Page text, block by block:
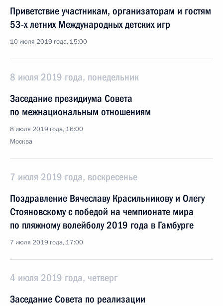
Приветствие участникам, организаторам и гостям
53-х летних Международных детских игр
10 июля 2019 года, 15:00
8 июля 2019 года, понедельник
Заседание президиума Совета
по межнациональным отношениям
8 июля 2019 года, 16:00
Москва
7 июля 2019 года, воскресенье
Поздравление Вячеславу Красильникову и Олегу
Стояновскому с победой на чемпионате мира
по пляжному волейболу 2019 года в Гамбурге
7 июля 2019 года, 17:00
4 июля 2019 года, четверг
Заседание Совета по реализации